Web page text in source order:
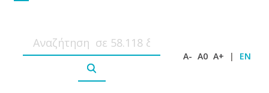
A- A0 A+ | EN